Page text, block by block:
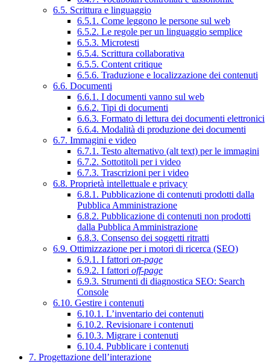
6.5. Scrittura e linguaggio
6.5.1. Come leggono le persone sul web
6.5.2. Le regole per un linguaggio semplice
6.5.3. Microtesti
6.5.4. Scrittura collaborativa
6.5.5. Content critique
6.5.6. Traduzione e localizzazione dei contenuti
6.6. Documenti
6.6.1. I documenti vanno sul web
6.6.2. Tipi di documenti
6.6.3. Formato di lettura dei documenti elettronici
6.6.4. Modalità di produzione dei documenti
6.7. Immagini e video
6.7.1. Testo alternativo (alt text) per le immagini
6.7.2. Sottotitoli per i video
6.7.3. Trascrizioni per i video
6.8. Proprietà intellettuale e privacy
6.8.1. Pubblicazione di contenuti prodotti dalla
Pubblica Amministrazione
6.8.2. Pubblicazione di contenuti non prodotti
dalla Pubblica Amministrazione
6.8.3. Consenso dei soggetti ritratti
6.9. Ottimizzazione per i motori di ricerca (SEO)
6.9.1. I fattori on-page
6.9.2. I fattori off-page
6.9.3. Strumenti di diagnostica SEO: Search
Console
6.10. Gestire i contenuti
6.10.1. L’inventario dei contenuti
6.10.2. Revisionare i contenuti
6.10.3. Migrare i contenuti
6.10.4. Pubblicare i contenuti
7. Progettazione dell’interazione